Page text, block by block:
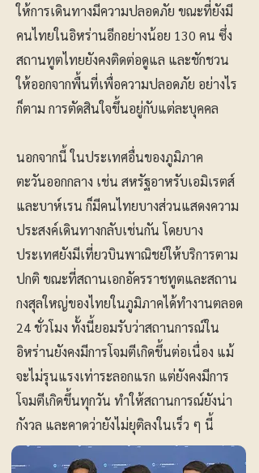
ให้การเดินทางมีความปลอดภัย ขณะที่ยังมี
คนไทยในอิหร่านอีกอย่างน้อย 130 คน ซึ่ง
สถานทูตไทยยังคงติดต่อดูแล และชักชวน
ให้ออกจากพื้นที่เพื่อความปลอดภัย อย่างไร
ก็ตาม การตัดสินใจขึ้นอยู่กับแต่ละบุคคล
นอกจากนี้ ในประเทศอื่นของภูมิภาค
ตะวันออกกลาง เช่น สหรัฐอาหรับเอมิเรตส์
และบาห์เรน ก็มีคนไทยบางส่วนแสดงความ
ประสงค์เดินทางกลับเช่นกัน โดยบาง
ประเทศยังมีเที่ยวบินพาณิชย์ให้บริการตาม
ปกติ ขณะที่สถานเอกอัครราชทูตและสถาน
กงสุลใหญ่ของไทยในภูมิภาคได้ทำงานตลอด
24 ชั่วโมง ทั้งนี้ยอมรับว่าสถานการณ์ใน
อิหร่านยังคงมีการโจมตีเกิดขึ้นต่อเนื่อง แม้
จะไม่รุนแรงเท่าระลอกแรก แต่ยังคงมีการ
โจมตีเกิดขึ้นทุกวัน ทำให้สถานการณ์ยังน่า
กังวล และคาดว่ายังไม่ยุติลงในเร็ว ๆ นี้